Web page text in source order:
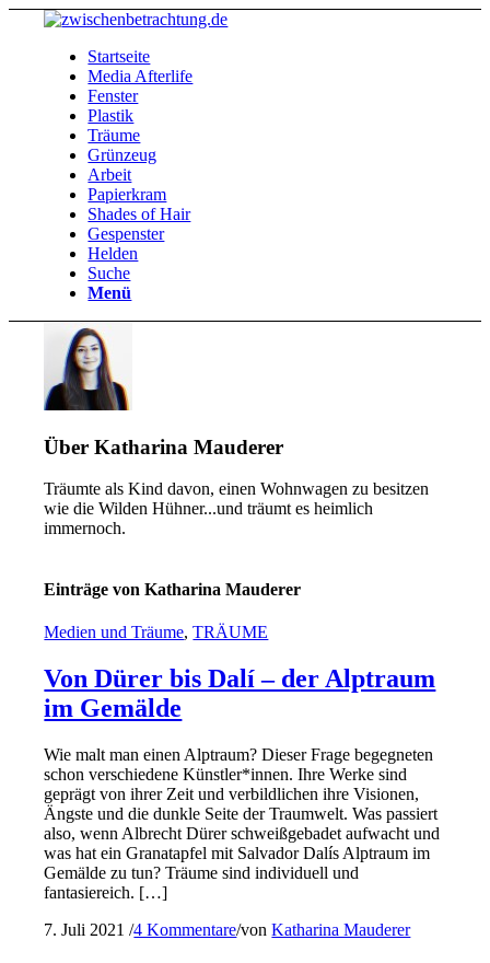
Startseite
Media Afterlife
Fenster
Plastik
Träume
Grünzeug
Arbeit
Papierkram
Shades of Hair
Gespenster
Helden
Suche
Menü
ÜberKatharina Mauderer
Träumte als Kind davon, einen Wohnwagen zu besitzen
wie die Wilden Hühner...und träumt es heimlich
immernoch.
Einträge von Katharina Mauderer
Medien und Träume,TRÄUME
Von Dürer bis Dalí – der Alptraum
im Gemälde
Wie malt man einen Alptraum? Dieser Frage begegneten
schon verschiedene Künstler*innen. Ihre Werke sind
geprägt von ihrer Zeit und verbildlichen ihre Visionen,
Ängste und die dunkle Seite der Traumwelt. Was passiert
also, wenn Albrecht Dürer schweißgebadet aufwacht und
was hat ein Granatapfel mit Salvador Dalís Alptraum im
Gemälde zu tun? Träume sind individuell und
fantasiereich. […]
7. Juli 2021 /4 Kommentare/vonKatharina Mauderer